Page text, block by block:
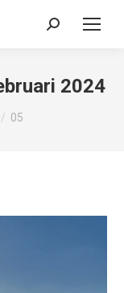
Zoeken:
2024
05